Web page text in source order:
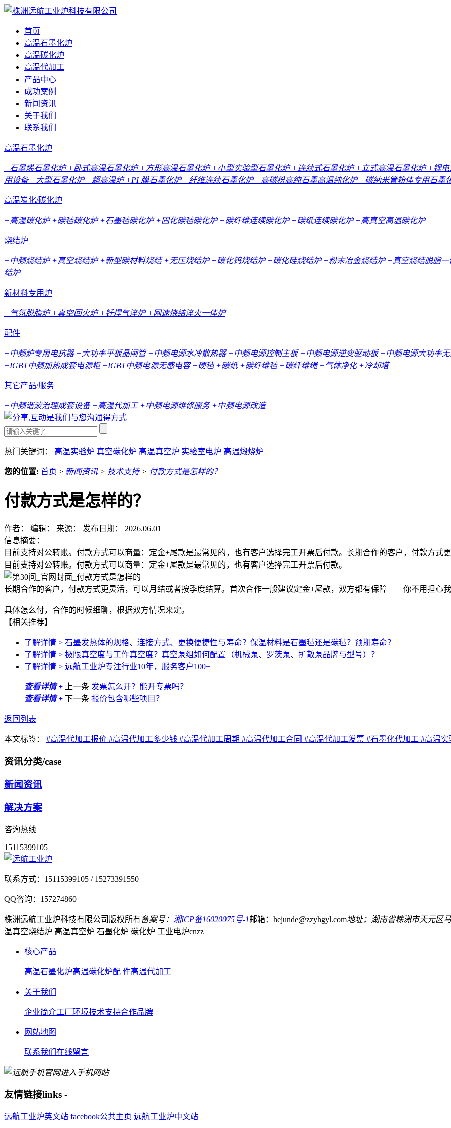
首页
高温石墨化炉
高温碳化炉
高温代加工
产品中心
成功案例
新闻资讯
关于我们
联系我们
高温石墨化炉
+石墨烯石墨化炉+卧式高温石墨化炉+方形高温石墨化炉+小型实验型石墨化炉+连续式石墨化炉+立式高温石墨化炉+锂
用设备 +大型石墨化炉+超高温炉+PI 膜石墨化炉+纤维连续石墨化炉+高碳粉高纯石墨高温纯化炉+碳纳米管粉体专用石墨
高温炭化/碳化炉
+高温碳化炉+碳毡碳化炉+石墨毡碳化炉+固化碳毡碳化炉+碳纤维连续碳化炉+碳纸连续碳化炉+高真空高温碳化炉
烧结炉
+中频烧结炉+真空烧结炉+新型碳材料烧结+无压烧结炉+碳化钨烧结炉+碳化硅烧结炉+粉末冶金烧结炉+真空烧结脱脂
结炉
新材料专用炉
+气氛脱脂炉+真空回火炉+钎焊气淬炉+网速烧结淬火一体炉
配件
+中频炉专用电抗器 +大功率平板晶闸管+中频电源水冷散热器 +中频电源控制主板 +中频电源逆变驱动板 +中频电源大功率
+IGBT中频加热成套电源柜+IGBT中频电源无感电容+硬毡+碳纸 +碳纤维毡+碳纤维绳 +气体净化+冷却塔
其它产品/服务
+中频谐波治理成套设备 +高温代加工+中频电源维修服务 +中频电源改造
热门关键词： 高温实验炉 真空碳化炉 高温真空炉 实验室电炉 高温煅烧炉
您的位置: 首页 > 新闻资讯 > 技术支持> 付款方式是怎样的？
付款方式是怎样的？
作者： 编辑： 来源： 发布日期： 2026.06.01
信息摘要：
目前支持对公转账。付款方式可以商量：定金+尾款是最常见的，也有客户选择完工开票后付款。长期合作的客户，付款方式
目前支持对公转账。付款方式可以商量：定金+尾款是最常见的，也有客户选择完工开票后付款。
长期合作的客户，付款方式更灵活，可以月结或者按季度结算。首次合作一般建议定金+尾款，双方都有保障——你不用担心
具体怎么付，合作的时候细聊，根据双方情况来定。
【相关推荐】
了解详情 > 石墨发热体的规格、连接方式、更换便捷性与寿命？保温材料是石墨毡还是碳毡？预期寿命？
了解详情 > 极限真空度与工作真空度？真空泵组如何配置（机械泵、罗茨泵、扩散泵品牌与型号）？
了解详情 > 远航工业炉专注行业10年，服务客户100+
查看详情 + 上一条 发票怎么开？能开专票吗？
查看详情 + 下一条 报价包含哪些项目？
返回列表
本文标签： #高温代加工报价 #高温代加工多少钱 #高温代加工周期 #高温代加工合同 #高温代加工发票 #石墨化代加工 #高温实
资讯分类/case
新闻资讯
解决方案
咨询热线
15115399105
联系方式： 15115399105 / 15273391550
QQ咨询： 157274860
株洲远航工业炉科技有限公司 版权所有备案号： 湘ICP备16020075号-1邮箱：hejunde@zzyhgyl.com地址；湖南省株洲市天元区
温真空烧结炉 高温真空炉 石墨化炉 碳化炉 工业电炉cnzz
核心产品
高温石墨化炉高温碳化炉配 件高温代加工
关于我们
企业简介工厂环境技术支持合作品牌
网站地图
联系我们 在线留言
进入手机网站
友情链接links -
远航工业炉英文站 facebook公共主页 远航工业炉中文站